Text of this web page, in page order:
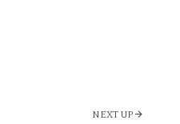
NEXT UP